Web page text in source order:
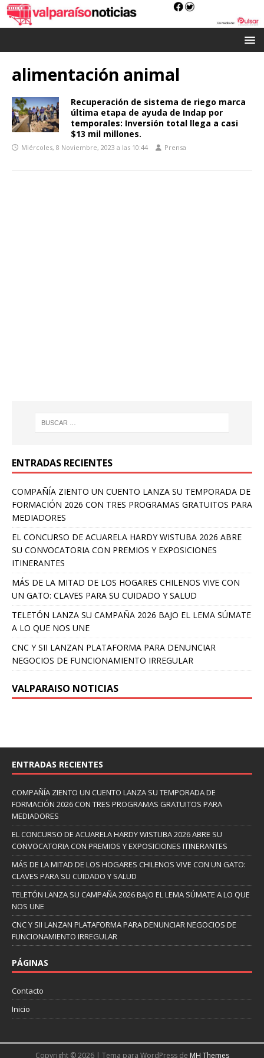
alimentación animal
Recuperación de sistema de riego marca
última etapa de ayuda de Indap por
temporales: Inversión total llega a casi
$13 mil millones.
Miércoles, 8 Noviembre, 2023 a las 10:44 Prensa
ENTRADAS RECIENTES
COMPAÑÍA ZIENTO UN CUENTO LANZA SU TEMPORADA DE
FORMACIÓN 2026 CON TRES PROGRAMAS GRATUITOS PARA
MEDIADORES
EL CONCURSO DE ACUARELA HARDY WISTUBA 2026 ABRE
SU CONVOCATORIA CON PREMIOS Y EXPOSICIONES
ITINERANTES
MÁS DE LA MITAD DE LOS HOGARES CHILENOS VIVE CON
UN GATO: CLAVES PARA SU CUIDADO Y SALUD
TELETÓN LANZA SU CAMPAÑA 2026 BAJO EL LEMA SÚMATE
A LO QUE NOS UNE
CNC Y SII LANZAN PLATAFORMA PARA DENUNCIAR
NEGOCIOS DE FUNCIONAMIENTO IRREGULAR
VALPARAISO NOTICIAS
ENTRADAS RECIENTES
COMPAÑÍA ZIENTO UN CUENTO LANZA SU TEMPORADA DE
FORMACIÓN 2026 CON TRES PROGRAMAS GRATUITOS PARA
MEDIADORES
EL CONCURSO DE ACUARELA HARDY WISTUBA 2026 ABRE SU
CONVOCATORIA CON PREMIOS Y EXPOSICIONES ITINERANTES
MÁS DE LA MITAD DE LOS HOGARES CHILENOS VIVE CON UN GATO:
CLAVES PARA SU CUIDADO Y SALUD
TELETÓN LANZA SU CAMPAÑA 2026 BAJO EL LEMA SÚMATE A LO QUE
NOS UNE
CNC Y SII LANZAN PLATAFORMA PARA DENUNCIAR NEGOCIOS DE
FUNCIONAMIENTO IRREGULAR
PÁGINAS
Contacto
Inicio
Copyright © 2026 | Tema para WordPress de MH Themes